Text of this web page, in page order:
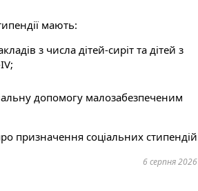
мають:
з числа дітей-сиріт та дітей з
допомогу малозабезпеченим
призначення соціальних
6 серпня